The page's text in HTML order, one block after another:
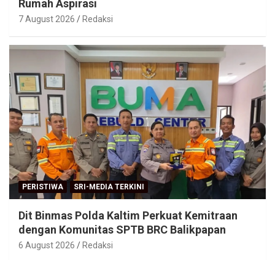
Rumah Aspirasi
7 August 2026 Redaksi
PERISTIWA SRI-MEDIA TERKINI
Dit Binmas Polda Kaltim Perkuat Kemitraan
dengan Komunitas SPTB BRC Balikpapan
6 August 2026 Redaksi